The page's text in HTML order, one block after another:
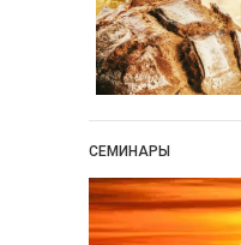
СЕМИНАРЫ